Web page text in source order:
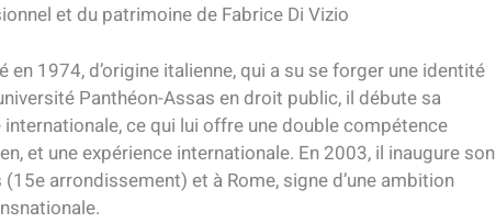
et du patrimoine de Fabrice Di Vizio
1974, d’origine italienne, qui a su se forger une identité
Panthéon-Assas en droit public, il débute sa
internationale, ce qui lui offre une double compétence
et une expérience internationale. En 2003, il inaugure son
arrondissement) et à Rome, signe d’une ambition